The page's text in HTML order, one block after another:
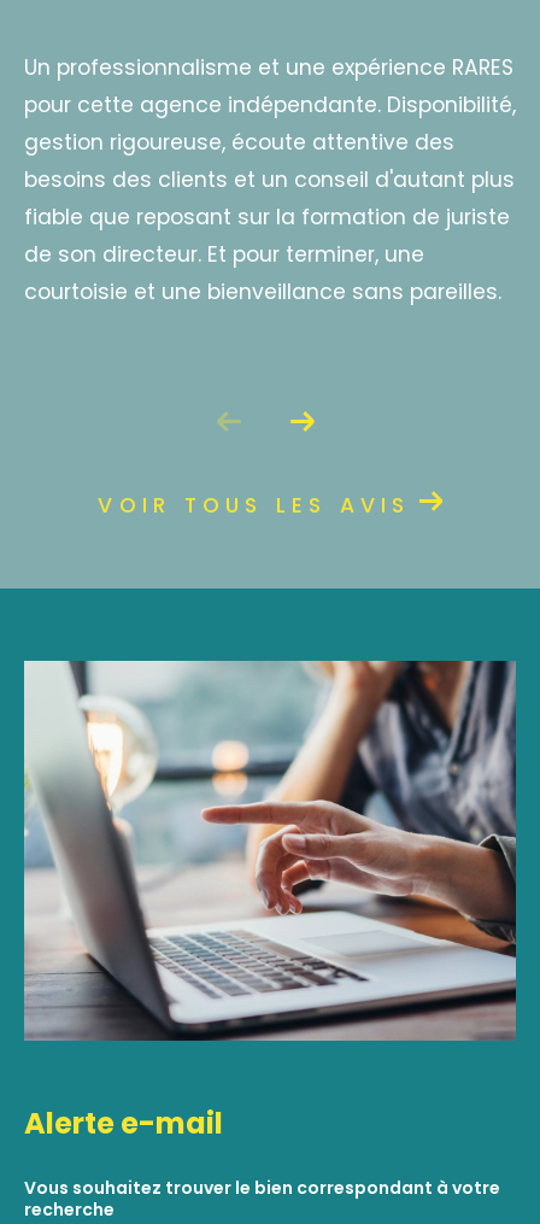
Un professionnalisme et une expérience RARES
pour cette agence indépendante. Disponibilité,
gestion rigoureuse, écoute attentive des
besoins des clients et un conseil d'autant plus
fiable que reposant sur la formation de juriste
de son directeur. Et pour terminer, une
courtoisie et une bienveillance sans pareilles.
VOIR TOUS LES AVIS
Alerte e-mail
Vous souhaitez trouver le bien correspondant à votre
recherche